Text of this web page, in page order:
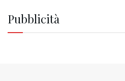
Pubblicità